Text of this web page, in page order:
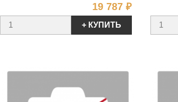
19 787 ₽Цена
+ КУПИТЬ